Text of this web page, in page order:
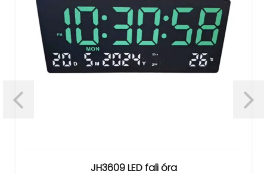
JH3609 LED fali óra